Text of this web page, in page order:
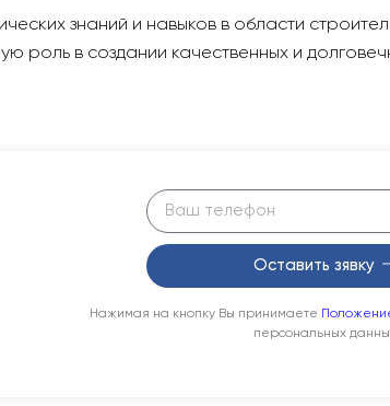
знаний и навыков в области
роль в создании качественных и
Оставить зявку
Нажимая на кнопку Вы принимаете
персональных